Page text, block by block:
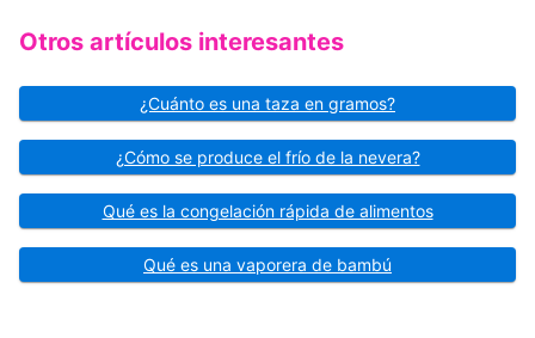
Otros artículos interesantes
¿Cuánto es una taza en gramos?
¿Cómo se produce el frío de la nevera?
Qué es la congelación rápida de alimentos
Qué es una vaporera de bambú